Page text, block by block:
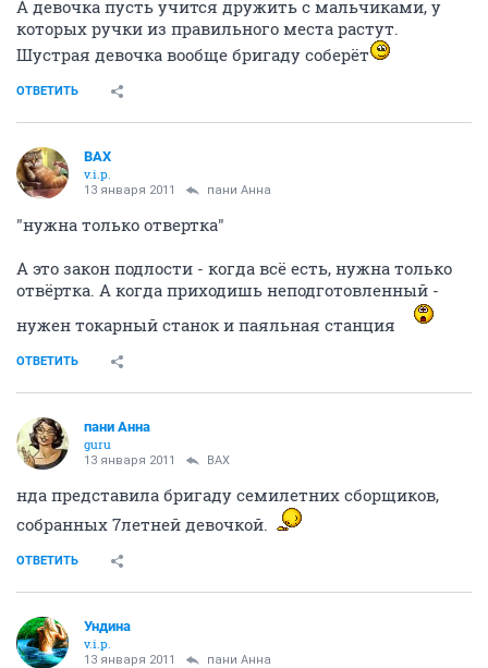
А девочка пусть учится дружить с мальчиками, у
которых ручки из правильного места растут.
Шустрая девочка вообще бригаду соберёт
ОТВЕТИТЬ
ВАХ
v.i.p.
13 января 2011 пани Анна
"нужна только отвертка"
А это закон подлости - когда всё есть, нужна только
отвёртка. А когда приходишь неподготовленный -
нужен токарный станок и паяльная станция
ОТВЕТИТЬ
пани Анна
guru
13 января 2011 ВАХ
нда представила бригаду семилетних сборщиков,
собранных 7летней девочкой.
ОТВЕТИТЬ
Ундина
v.i.p.
13 января 2011 пани Анна